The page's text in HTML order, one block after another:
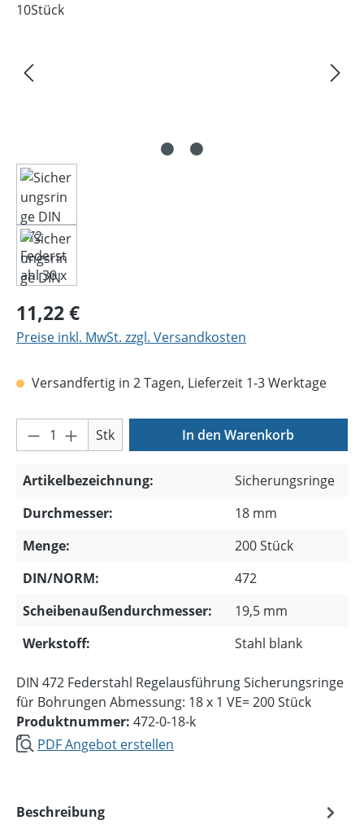
Regulärer Preis:
11,22 €
Preise inkl. MwSt. zzgl. Versandkosten
Versandfertig in 2 Tagen, Lieferzeit 1-3 Werktage
Produkt Anzahl: Gib den gewünschten
Stk In den Warenkorb
Artikelbezeichnung:
Sicherungsringe
Durchmesser:
18 mm
Menge:
200 Stück
DIN/NORM:
472
Scheibenaußendurchmesser:
19,5 mm
Werkstoff:
Stahl blank
DIN 472 Federstahl Regelausführung Sicherungsringe
für Bohrungen Abmessung: 18 x 1 VE= 200 Stück
Produktnummer: 472-0-18-k
PDF Angebot erstellen
Beschreibung